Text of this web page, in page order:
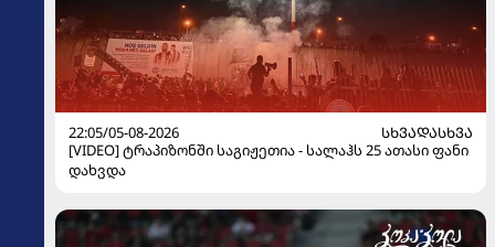
22:05/05-08-2026
ᲡᲮᲕᲐᲓᲐᲡᲮᲕᲐ
[VIDEO] ტრაპიზონში საგიჟეთია - სალაჰს 25 ათასი ფანი
დახვდა